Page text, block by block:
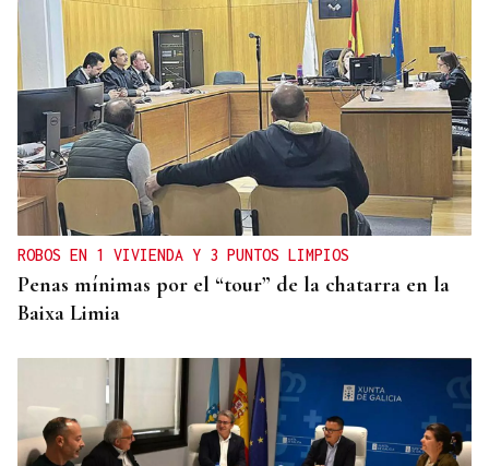
ROBOS EN 1 VIVIENDA Y 3 PUNTOS LIMPIOS
Penas mínimas por el “tour” de la chatarra en la
Baixa Limia